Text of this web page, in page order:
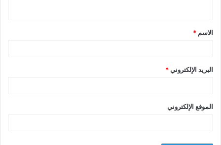
ق
*
الاسم *
البريد الإلكتروني*
الموقع الإلكتروني